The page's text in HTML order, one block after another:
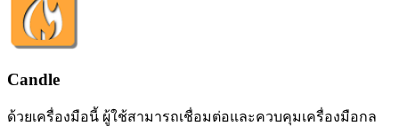
Candle
ด้วยเครื่องมือนี้ ผู้ใช้สามารถเชื่อมต่อและควบคุมเครื่องมือกล